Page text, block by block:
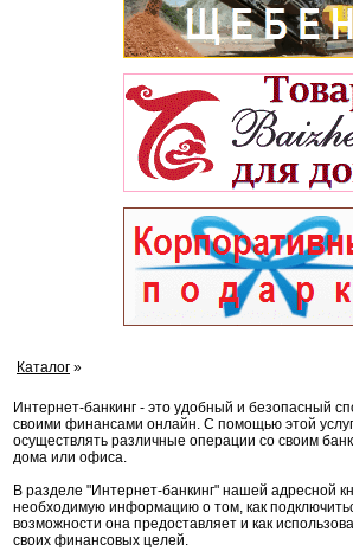
Каталог »
Интернет-банкинг - это удобный и безопасный
своими финансами онлайн. С помощью этой
осуществлять различные операции со своим
дома или офиса.
В разделе "Интернет-банкинг" нашей адресной
необходимую информацию о том, как
возможности она предоставляет и как
своих финансовых целей.